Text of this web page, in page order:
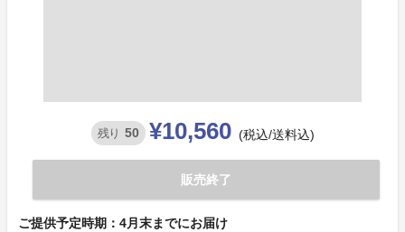
残り 50 ¥10,560 (税込/送料込)
販売終了
ご提供予定時期：4月末までにお届け